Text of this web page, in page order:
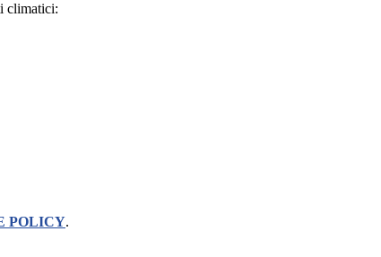
climatici:
POLICY.